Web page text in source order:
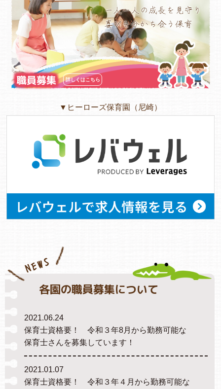
ヒーローズ保育園
ヒーローズきっず園田
ヒーローズにしのみや保育園
ヒーローズ旭保育園
園の様子
お知らせ
一人一人の成長を見守り
喜びを分かち合う保育
職員募集 詳しくはこちら
▼ヒーローズ保育園（尼崎）
各園の職員募集について
NEWS
2021.06.24
保育士資格要！ 令和３年8月から勤務可能な
保育士さんを募集しています！
2021.01.07
保育士資格要！ 令和３年４月から勤務可能な